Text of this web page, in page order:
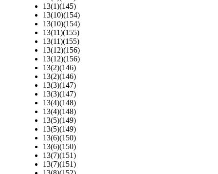
13(1)(145)
13(10)(154)
13(10)(154)
13(11)(155)
13(11)(155)
13(12)(156)
13(12)(156)
13(2)(146)
13(2)(146)
13(3)(147)
13(3)(147)
13(4)(148)
13(4)(148)
13(5)(149)
13(5)(149)
13(6)(150)
13(6)(150)
13(7)(151)
13(7)(151)